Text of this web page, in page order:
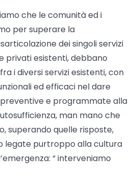
che le comunità ed i
per superare la
dei singoli servizi
privati esistenti, debbano
i diversi servizi esistenti, con
ed efficaci nel dare
e programmate alla
man mano che
superando quelle risposte,
legate purtroppo alla cultura
“ interveniamo